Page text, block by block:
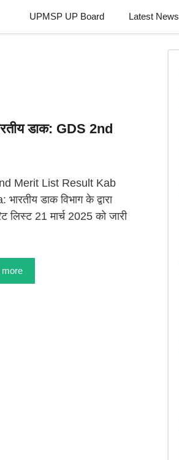
UPMSP UP Board Latest News
डाक: GDS 2nd
Merit List Result Kab
डाक विभाग के द्वारा
लिस्ट 21 मार्च 2025 को जारी
more